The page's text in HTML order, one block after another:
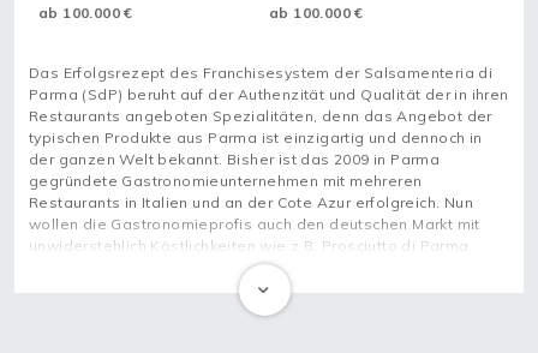
ab 100.000 € ab 100.000 €
Das Erfolgsrezept des Franchisesystem der Salsamenteria di
Parma (SdP) beruht auf der Authenzität und Qualität der in ihren
Restaurants angeboten Spezialitäten, denn das Angebot der
typischen Produkte aus Parma ist einzigartig und dennoch in
der ganzen Welt bekannt. Bisher ist das 2009 in Parma
gegründete Gastronomieunternehmen mit mehreren
Restaurants in Italien und an der Cote Azur erfolgreich. Nun
wollen die Gastronomieprofis auch den deutschen Markt mit
unwiderstehlich Köstlichkeiten wie z.B. Prosciutto di Parma,
Mozzarella di Bufala Campana oder Parmigiano Reggiano –
natürlich alle Regional und zertifiziert – erobern! Dazu gibt es
frisch gebackenes Brot, einfache exquisite Pastagerichte mit